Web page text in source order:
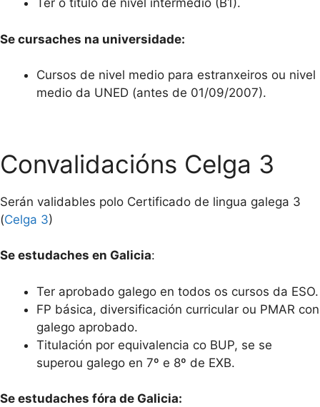
Ter o título de nivel intermedio (B1).
Se cursaches na universidade:
Cursos de nivel medio para estranxeiros ou nivel
medio da UNED (antes de 01/09/2007).
Convalidacións Celga 3
Serán validables polo Certificado de lingua galega 3
(Celga 3)
Se estudaches en Galicia:
Ter aprobado galego en todos os cursos da ESO.
FP básica, diversificación curricular ou PMAR con
galego aprobado.
Titulación por equivalencia co BUP, se se
superou galego en 7º e 8º de EXB.
Se estudaches fóra de Galicia: